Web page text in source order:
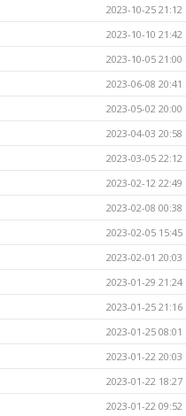
2023-10-25 21:12
2023-10-10 21:42
2023-10-05 21:00
2023-06-08 20:41
2023-05-02 20:00
2023-04-03 20:58
2023-03-05 22:12
2023-02-12 22:49
2023-02-08 00:38
2023-02-05 15:45
2023-02-01 20:03
2023-01-29 21:24
2023-01-25 21:16
2023-01-25 08:01
2023-01-22 20:03
2023-01-22 18:27
2023-01-22 09:52